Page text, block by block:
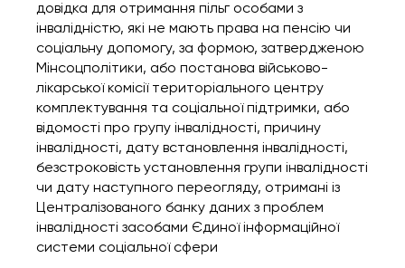
довідка для отримання пільг особами з
інвалідністю, які не мають права на пенсію чи
соціальну допомогу, за формою, затвердженою
Мінсоцполітики, або постанова військово-
лікарської комісії територіального центру
комплектування та соціальної підтримки, або
відомості про групу інвалідності, причину
інвалідності, дату встановлення інвалідності,
безстроковість установлення групи інвалідності
чи дату наступного переогляду, отримані із
Централізованого банку даних з проблем
інвалідності засобами Єдиної інформаційної
системи соціальної сфери